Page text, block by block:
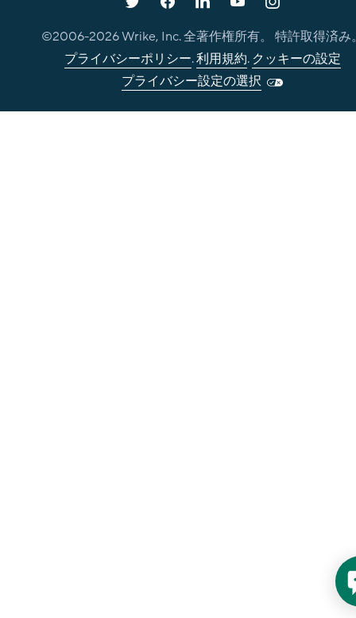
©2006-2026Wrike, Inc. 全著作権所有。 特許取得済み
プライバシーポリシー.利用規約. クッキーの設定
プライバシー設定の選択